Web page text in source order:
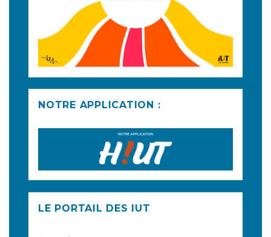
NOTRE APPLICATION :
LE PORTAIL DES IUT